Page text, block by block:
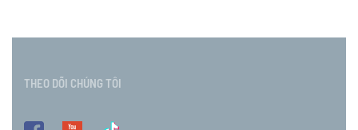
THEO DÕI CHÚNG TÔI